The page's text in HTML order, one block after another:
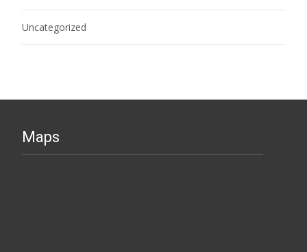
Uncategorized
Maps